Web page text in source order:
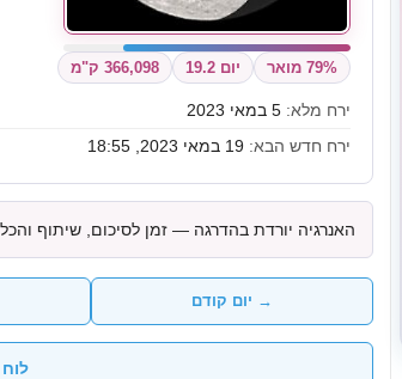
79% מואר יום 19.2 366,098 ק"מ
ירח מלא: 5 במאי 2023
ירח חדש הבא: 19 במאי 2023, 18:55
האנרגיה יורדת בהדרגה — זמן לסיכום, שיתוף
→ יום קודם
לוח